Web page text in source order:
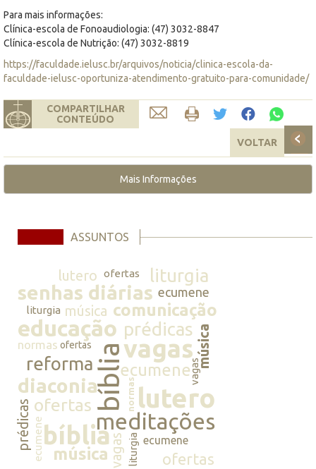
Para mais informações:
Clínica-escola de Fonoaudiologia: (47) 3032-8847
Clínica-escola de Nutrição: (47) 3032-8819
https://faculdade.ielusc.br/arquivos/noticia/clinica-escola-da-
faculdade-ielusc-oportuniza-atendimento-gratuito-para-comunidade/
COMPARTILHAR
CONTEÚDO
VOLTAR
Mais Informações
ASSUNTOS
lutero ofertas liturgia
senhas diárias ecumene
liturgia música comunicação
educação prédicasmúsica
normas ofertasbíbliavagas
reforma
diaconia
ecumenevagas
prédicas ofertas normaslutero
meditações
ecumenebíblia
músicavagasliturgia ecumene
ofertas